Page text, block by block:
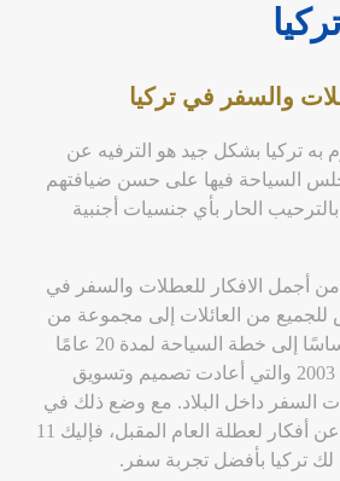
والسفر في تركيا
به تركيا بشكل جيد هو الترفيه عن
السياحة فيها على حسن ضيافتهم
الحار بأي جنسيات أجنبية
من أجمل الافكار للعطلات والسفر في
للجميع من العائلات إلى مجموعة من
الأصدقاء. ويرجع ذلك أساسًا إلى خطة السياحة لمدة 20 عامًا
التي تم وضعها في عام 2003 والتي أعادت تصميم وتسويق
السفر داخل البلاد. مع وضع ذلك في
الاعتبار، إذا كنت تبحث عن أفكار لعطلة العام المقبل، فإليك 11
تركيا بأفضل تجربة سفر.